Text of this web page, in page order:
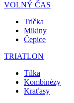
VOLNÝ ČAS
Trička
Mikiny
Čepice
TRIATLON
Tílka
Kombinézy
Kraťasy